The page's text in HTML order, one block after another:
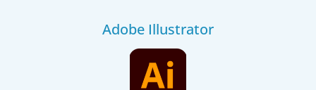
Adobe Illustrator